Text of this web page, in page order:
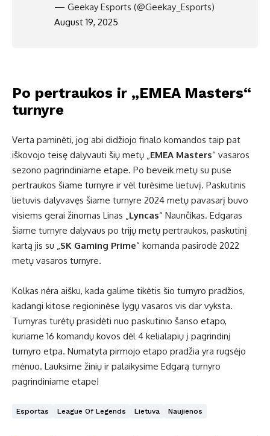
— Geekay Esports (@Geekay_Esports)
August 19, 2025
Po pertraukos ir „EMEA Masters“
turnyre
Verta paminėti, jog abi didžiojo finalo komandos taip pat
iškovojo teisę dalyvauti šių metų „EMEA Masters“ vasaros
sezono pagrindiniame etape. Po beveik metų su puse
pertraukos šiame turnyre ir vėl turėsime lietuvį. Paskutinis
lietuvis dalyvavęs šiame turnyre 2024 metų pavasarį buvo
visiems gerai žinomas Linas „Lyncas“ Naunčikas. Edgaras
šiame turnyre dalyvaus po trijų metų pertraukos, paskutinį
kartą jis su „SK Gaming Prime“ komanda pasirodė 2022
metų vasaros turnyre.
Kolkas nėra aišku, kada galime tikėtis šio turnyro pradžios,
kadangi kitose regioninėse lygų vasaros vis dar vyksta.
Turnyras turėtų prasidėti nuo paskutinio šanso etapo,
kuriame 16 komandų kovos dėl 4 kelialapių į pagrindinį
turnyro etpa. Numatyta pirmojo etapo pradžia yra rugsėjo
mėnuo. Lauksime žinių ir palaikysime Edgarą turnyro
pagrindiniame etape!
Esportas League Of Legends Lietuva Naujienos